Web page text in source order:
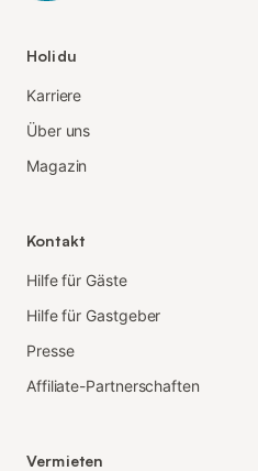
Holidu
Karriere
Über uns
Magazin
Kontakt
Hilfe für Gäste
Hilfe für Gastgeber
Presse
Affiliate-Partnerschaften
Vermieten